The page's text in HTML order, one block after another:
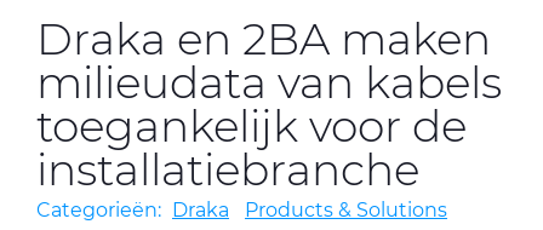
Duurzaamheid
Nieuws
CableApp
Draka en 2BA maken
milieudata van kabels
toegankelijk voor de
installatiebranche
Categorieën: Draka
Products & Solutions